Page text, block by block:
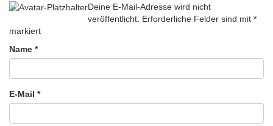
Deine E-Mail-Adresse wird nicht
veröffentlicht. Erforderliche Felder sind mit *
markiert
Name *
E-Mail *